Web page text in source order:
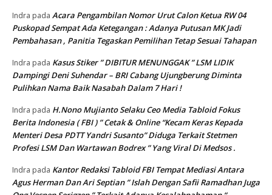
Indra pada Acara Pengambilan Nomor Urut Calon Ketua RW 04
Puskopad Sempat Ada Ketegangan : Adanya Putusan MK Jadi
Pembahasan , Panitia Tegaskan Pemilihan Tetap Sesuai Tahapan
Indra pada Kasus Stiker ” DIBITUR MENUNGGAK ” LSM LIDIK
Dampingi Deni Suhendar – BRI Cabang Ujungberung Diminta
Pulihkan Nama Baik Nasabah Dalam 7 Hari !
Indra pada H.Nono Mujianto Selaku Ceo Media Tabloid Fokus
Berita Indonesia ( FBI ) ” Cetak & Online “Kecam Keras Kepada
Menteri Desa PDTT Yandri Susanto” Diduga Terkait Stetmen
Profesi LSM Dan Wartawan Bodrex ” Yang Viral Di Medsos .
Indra pada Kantor Redaksi Tabloid FBI Tempat Mediasi Antara
Agus Herman Dan Ari Septian ” Islah Dengan Safii Ramadhan Juga